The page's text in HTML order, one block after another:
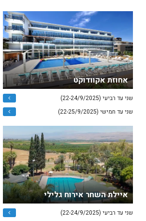
אחוזת אקוודוקט
שני עד רביעי (22-24/9/2025)
שני עד חמישי (22-25/9/2025)
איילת השחר אירוח גלילי
שני עד רביעי (22-24/9/2025)